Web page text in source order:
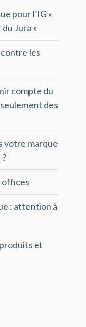
pour l’IG «
Jura »
les
compte du
des
votre marque
offices
: attention à
et